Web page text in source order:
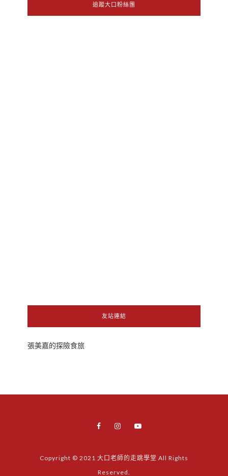
追蹤大口粉絲團
友站連結
張美嘉的探險食旅
Copyright © 2021 大口老師的走跳學堂 All Rights
Reserved.